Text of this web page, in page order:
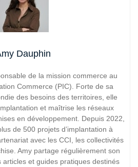
Dauphin
de la mission commerce au
Commerce (PIC). Forte de sa
des besoins des territoires, elle
et maîtrise les réseaux
en développement. Depuis 2022,
de 500 projets d’implantation à
avec les CCI, les collectivités
Amy partage régulièrement son
et guides pratiques destinés